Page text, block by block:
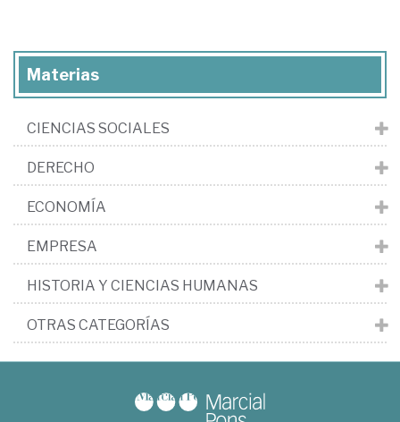
Materias
CIENCIAS SOCIALES
DERECHO
ECONOMÍA
EMPRESA
HISTORIA Y CIENCIAS HUMANAS
OTRAS CATEGORÍAS